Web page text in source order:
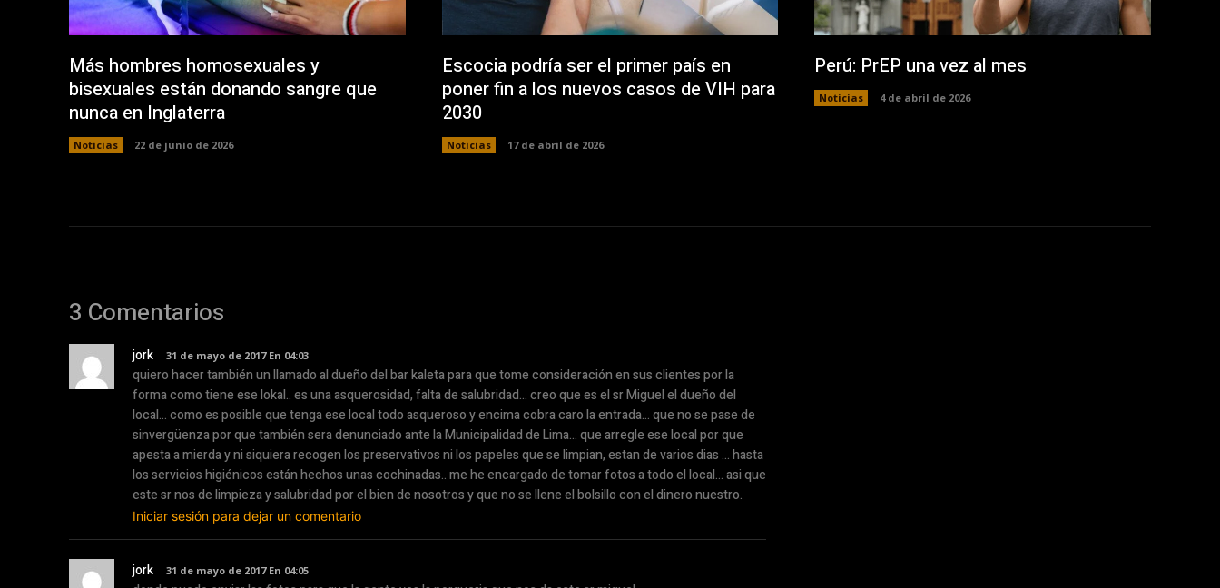
Más hombres homosexuales y
bisexuales están donando sangre que
nunca en Inglaterra
Noticias 22 de junio de 2026
Escocia podría ser el primer país en
poner fin a los nuevos casos de VIH para
2030
Noticias 17 de abril de 2026
Perú: PrEP una vez al mes
Noticias 4 de abril de 2026
3 Comentarios
jork 31 de mayo de 2017 En 04:03
quiero hacer también un llamado al dueño del bar kaleta para que tome consideración en sus clientes por la
forma como tiene ese lokal.. es una asquerosidad, falta de salubridad… creo que es el sr Miguel el dueño del
local… como es posible que tenga ese local todo asqueroso y encima cobra caro la entrada… que no se pase de
sinvergüenza por que también sera denunciado ante la Municipalidad de Lima… que arregle ese local por que
apesta a mierda y ni siquiera recogen los preservativos ni los papeles que se limpian, estan de varios dias … hasta
los servicios higiénicos están hechos unas cochinadas.. me he encargado de tomar fotos a todo el local… asi que
este sr nos de limpieza y salubridad por el bien de nosotros y que no se llene el bolsillo con el dinero nuestro.
Iniciar sesión para dejar un comentario
jork 31 de mayo de 2017 En 04:05